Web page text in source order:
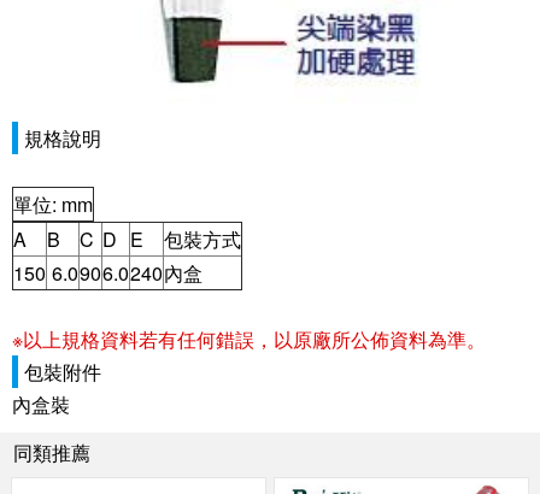
規格說明
單位: mm
A
B C D E
包裝方式
150 6.0906.0240內盒
※以上規格資料若有任何錯誤，以原廠所公佈資料為準。
包裝附件
內盒裝
同類推薦